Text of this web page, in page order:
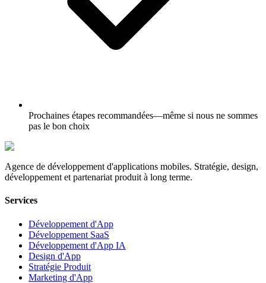
Prochaines étapes recommandées—même si nous ne sommes
pas le bon choix
Agence de développement d'applications mobiles. Stratégie, design,
développement et partenariat produit à long terme.
Services
Développement d'App
Développement SaaS
Développement d'App IA
Design d'App
Stratégie Produit
Marketing d'App